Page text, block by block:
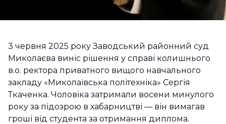
3 червня 2025 року Заводський районний суд
Миколаєва виніс рішення у справі колишнього
в.о. ректора приватного вищого навчального
закладу «Миколаївська політехніка» Сергія
Ткаченка. Чоловіка затримали восени минулого
року за підозрою в хабарництві — він вимагав
гроші від студента за отримання диплома.